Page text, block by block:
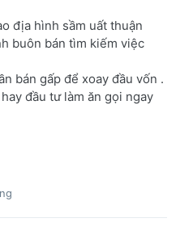
địa hình sầm uất thuận
buôn bán tìm kiếm việc
bán gấp để xoay đầu vốn .
đầu tư làm ăn gọi ngay